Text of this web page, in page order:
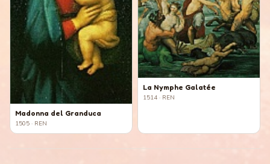
Madonna del Granduca
1505 · REN
La Nymphe Galatée
1514 · REN